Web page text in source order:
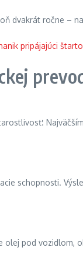
dvakrát ročne –
schopnosti.
olej pod vozidlom,